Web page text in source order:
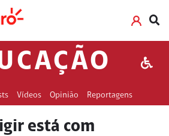
Vídeos Opinião Reportagens
está com